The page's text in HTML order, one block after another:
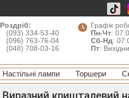
Роздріб:
(093) 334-53-40
(096) 763-76-04
(048) 708-03-16
Графік
Пн-Чт:
Сб-Нд:
Пт:
Настільні лампи Торшери
Виразний кришталевий